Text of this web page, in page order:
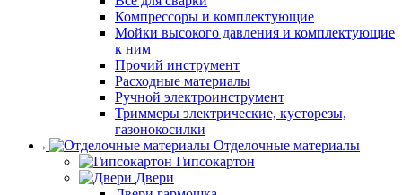
Компрессоры и комплектующие
Мойки высокого давления и комплектующие
к ним
Прочий инструмент
Расходные материалы
Ручной электроинструмент
Триммеры электрические, кусторезы,
газонокосилки
Отделочные материалы
Гипсокартон
Двери